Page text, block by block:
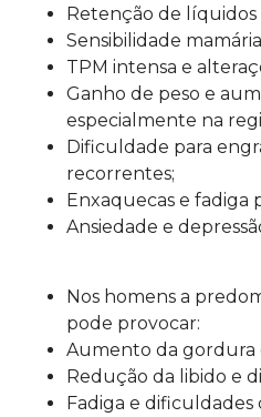
Retenção de líquidos
Sensibilidade
TPM intensa e
Ganho de peso e
especialmente na
Dificuldade para
recorrentes;
Enxaquecas e fadiga
Ansiedade e
Nos homens a
pode provocar:
Aumento da gordura
Redução da libido e
Fadiga e dificuldades